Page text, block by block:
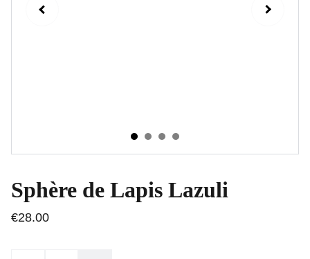
Sphère de Lapis Lazuli
€28.00